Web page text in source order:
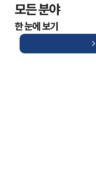
모든 분야
한 눈에 보기